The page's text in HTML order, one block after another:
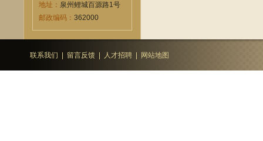
地址： 泉州鲤城百源路1号
邮政编码： 362000
联系我们 留言反馈 人才招聘 网站地图